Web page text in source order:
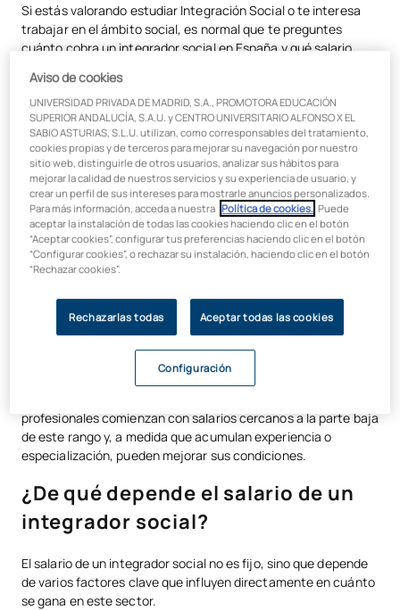
Si estás valorando estudiar Integración Social o te interesa
trabajar en el ámbito social, es normal que te preguntes
cuánto cobra un integrador social en España y qué salario
este perfil varía en función de factores como la experiencia, el
tipo de centro en el que trabajes o el sector (público o
privado). A lo largo de este artículo te explicamos cuánto
gana un integrador social al mes, qué influye en su salario y
cómo puedes mejorar tus oportunidades laborales en este
ámbito.
¿Cuál es el sueldo medio de un
integrador social?
situarse entre los1.200 € y 1.600 € brutos al mesen
puestos iniciales o con poca experiencia. En términos
24.000 € brutos al año, aunque esta cifra puede aumentar
con los años de experiencia o si se accede a determinados
profesionales comienzan con salarios cercanos a la parte baja
de este rango y, a medida que acumulan experiencia o
especialización, pueden mejorar sus condiciones.
¿De qué depende el salario de un
integrador social?
El salario de un integrador social no es fijo, sino que depende
de varios factores clave que influyen directamente en cuánto
se gana en este sector.
Aviso de cookies
UNIVERSIDAD PRIVADA DE MADRID, S.A., PROMOTORA EDUCACIÓN
SUPERIOR ANDALUCÍA, S.A.U. y CENTRO UNIVERSITARIO ALFONSO X EL
SABIO ASTURIAS, S.L.U. utilizan, como corresponsables del tratamiento,
cookies propias y de terceros para mejorar su navegación por nuestro
sitio web, distinguirle de otros usuarios, analizar sus hábitos para
mejorar la calidad de nuestros servicios y su experiencia de usuario, y
crear un perfil de sus intereses para mostrarle anuncios personalizados.
Para más información, acceda a nuestra Política de cookies. . Puede
aceptar la instalación de todas las cookies haciendo clic en el botón
“Aceptar cookies”, configurar tus preferencias haciendo clic en el botón
“Configurar cookies”, o rechazar su instalación, haciendo clic en el botón
“Rechazar cookies”.
Rechazarlas todas Aceptar todas las cookies
Configuración